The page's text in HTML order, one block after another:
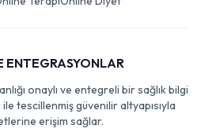
ENTEGRASYONLAR
onaylı ve entegreli bir sağlık bilgi
tescillenmiş güvenilir altyapısıyla
erişim sağlar.